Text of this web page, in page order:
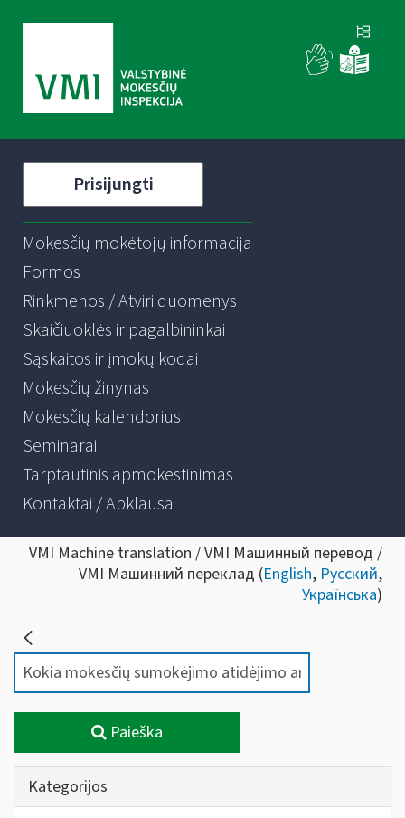
Prisijungti
Mokesčių mokėtojų informacija
Formos
Rinkmenos / Atviri duomenys
Skaičiuoklės ir pagalbininkai
Sąskaitos ir įmokų kodai
Mokesčių žinynas
Mokesčių kalendorius
Seminarai
Tarptautinis apmokestinimas
Kontaktai / Apklausa
VMI Machine translation / VMI Машинный перевод /
VMI Машинний переклад (English, Русский,
Українська)
Paieška
Kategorijos